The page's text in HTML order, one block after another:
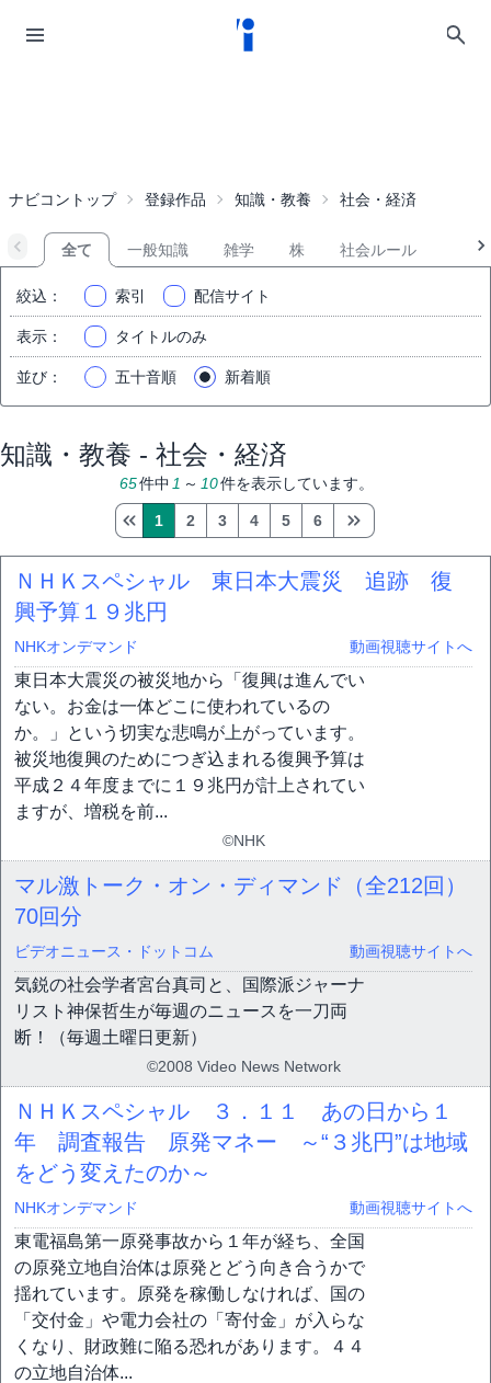
ナビコントップ 登録作品 知識・教養 社会・経済
全て 一般知識 雑学 株 社会ルール
絞込 ： 索引 配信サイト
表示 ： タイトルのみ
並び ： 五十音順 新着順
知識・教養 - 社会・経済
65件中 1 ～ 10件を表示しています。
1 2 3 4 5 6
ＮＨＫスペシャル 東日本大震災 追跡 復
興予算１９兆円
NHKオンデマンド 動画視聴サイトへ
東日本大震災の被災地から「復興は進んでい
ない。お金は一体どこに使われているの
か。」という切実な悲鳴が上がっています。
被災地復興のためにつぎ込まれる復興予算は
平成２４年度までに１９兆円が計上されてい
ますが、増税を前...
©NHK
マル激トーク・オン・ディマンド（全212回）
70回分
ビデオニュース・ドットコム 動画視聴サイトへ
気鋭の社会学者宮台真司と、国際派ジャーナ
リスト神保哲生が毎週のニュースを一刀両
断！（毎週土曜日更新）
©2008 Video News Network
ＮＨＫスペシャル ３．１１ あの日から１
年 調査報告 原発マネー ～“３兆円”は地域
をどう変えたのか～
NHKオンデマンド 動画視聴サイトへ
東電福島第一原発事故から１年が経ち、全国
の原発立地自治体は原発とどう向き合うかで
揺れています。原発を稼働しなければ、国の
「交付金」や電力会社の「寄付金」が入らな
くなり、財政難に陥る恐れがあります。４４
の立地自治体...